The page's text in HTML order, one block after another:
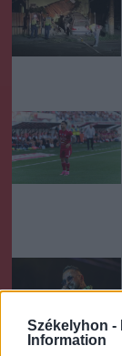
Székelyhon -
Information